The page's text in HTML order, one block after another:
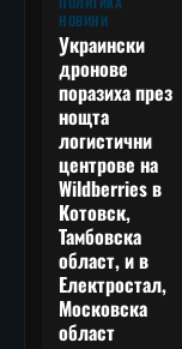
НОВИНИ
Украински
дронове
поразиха през
нощта
логистични
центрове на
Wildberries в
Котовск,
Тамбовска
област, и в
Електростал,
Московска
област